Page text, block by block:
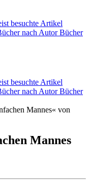
besuchte Artikel
nach AutorBücher
besuchte Artikel
nach AutorBücher
Mannes